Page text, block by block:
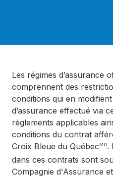
Les régimes d’assurance
comprennent des
conditions qui en
d’assurance effectué via
règlements applicables
conditions du contrat
Croix Bleue du Québec MD.
dans ces contrats sont
Compagnie d'Assurance